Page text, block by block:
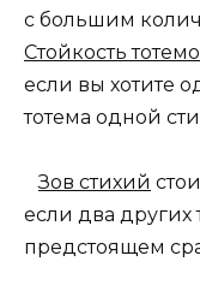
с большим
Стойкость
если вы хотите
тотема одной
Зов стихий
если два других
предстоящем